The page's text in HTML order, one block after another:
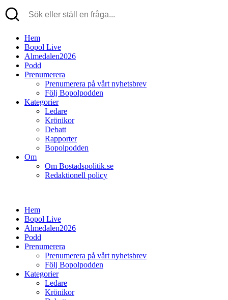
Hem
Bopol Live
Almedalen2026
Podd
Prenumerera
Prenumerera på vårt nyhetsbrev
Följ Bopolpodden
Kategorier
Ledare
Krönikor
Debatt
Rapporter
Bopolpodden
Om
Om Bostadspolitik.se
Redaktionell policy
Hem
Bopol Live
Almedalen2026
Podd
Prenumerera
Prenumerera på vårt nyhetsbrev
Följ Bopolpodden
Kategorier
Ledare
Krönikor